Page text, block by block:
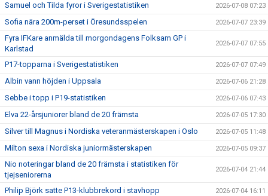
Samuel och Tilda fyror i Sverigestatistiken 2026-07-08 07:23
Sofia nära 200m-perset i Öresundsspelen 2026-07-07 23:39
Fyra IFKare anmälda till morgondagens Folksam GP i
Karlstad
2026-07-07 07:55
P17-topparna i Sverigestatistiken 2026-07-07 07:49
Albin vann höjden i Uppsala 2026-07-06 21:28
Sebbe i topp i P19-statistiken 2026-07-06 07:43
Elva 22-årsjuniorer bland de 20 främsta 2026-07-05 17:30
Silver till Magnus i Nordiska veteranmästerskapen i Oslo 2026-07-05 11:48
Milton sexa i Nordiska juniormästerskapen 2026-07-05 09:37
Nio noteringar bland de 20 främsta i statistiken för
tjejseniorerna
2026-07-04 21:44
Philip Björk satte P13-klubbrekord i stavhopp 2026-07-04 16:11